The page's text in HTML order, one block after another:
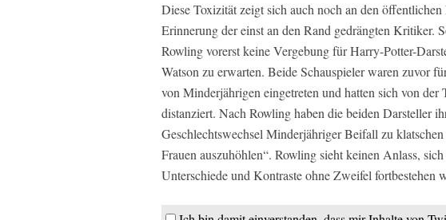
Diese Toxizität zeigt sich auch noch an den
Erinnerung der einst an den Rand gedrängten Kritiker.
Rowling vorerst keine Vergebung für Harry-Potter-
Watson zu erwarten. Beide Schauspieler waren zuvor
von Minderjährigen eingetreten und hatten sich von
distanziert. Nach Rowling haben die beiden Darsteller
Geschlechtswechsel Minderjähriger Beifall zu
Frauen auszuhöhlen“. Rowling sieht keinen Anlass,
Unterschiede und Kontraste ohne Zweifel fortbestehen